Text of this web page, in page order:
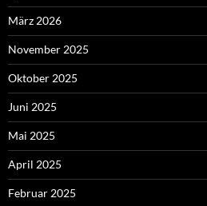
März 2026
November 2025
Oktober 2025
Juni 2025
Mai 2025
April 2025
Februar 2025